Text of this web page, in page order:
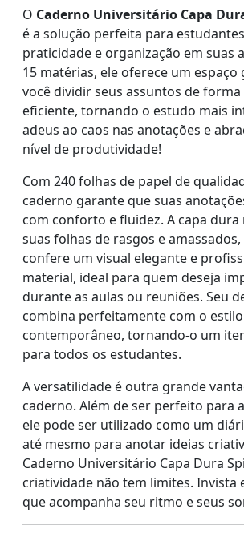
O Caderno Universitário Capa
é a solução perfeita para
praticidade e organização em suas
15 matérias, ele oferece um espaço
você dividir seus assuntos de forma
eficiente, tornando o estudo mais
adeus ao caos nas anotações e
nível de produtividade!
Com 240 folhas de papel de
caderno garante que suas
com conforto e fluidez. A capa
suas folhas de rasgos e
confere um visual elegante e
material, ideal para quem deseja
durante as aulas ou reuniões. Seu
combina perfeitamente com o
contemporâneo, tornando-o um
para todos os estudantes.
A versatilidade é outra grande
caderno. Além de ser perfeito para
ele pode ser utilizado como um
até mesmo para anotar ideias
Caderno Universitário Capa Dura
criatividade não tem limites. Invista
que acompanha seu ritmo e seus